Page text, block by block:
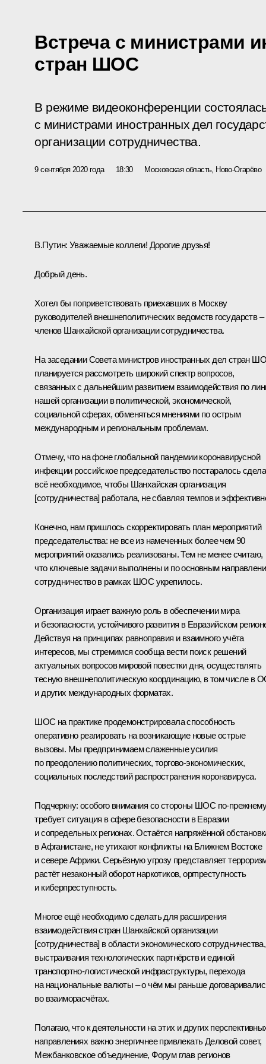
Встреча с министрами
стран ШОС
В режиме видеоконференции
с министрами иностранных дел
организации сотрудничества.
9 сентября 2020 года 18:30 Московская область, Ново-Огарёво
В.Путин: Уважаемые коллеги! Дорогие друзья!
Добрый день.
Хотел бы поприветствовать приехавших в Москву
руководителей внешнеполитических ведомств государств –
членов Шанхайской организации сотрудничества.
На заседании Совета министров иностранных дел стран
планируется рассмотреть широкий спектр вопросов,
связанных с дальнейшим развитием взаимодействия по
нашей организации в политической, экономической,
социальной сферах, обменяться мнениями по острым
международным и региональным проблемам.
Отмечу, что на фоне глобальной пандемии коронавирусной
инфекции российское председательство постаралось
всё необходимое, чтобы Шанхайская организация
[сотрудничества] работала, не сбавляя темпов и
Конечно, нам пришлось скорректировать план мероприятий
председательства: не все из намеченных более чем 90
мероприятий оказались реализованы. Тем не менее считаю,
что ключевые задачи выполнены и по основным
сотрудничество в рамках ШОС укрепилось.
Организация играет важную роль в обеспечении мира
и безопасности, устойчивого развития в Евразийском
Действуя на принципах равноправия и взаимного учёта
интересов, мы стремимся сообща вести поиск решений
актуальных вопросов мировой повестки дня, осуществлять
тесную внешнеполитическую координацию, в том числе в
и других международных форматах.
ШОС на практике продемонстрировала способность
оперативно реагировать на возникающие новые острые
вызовы. Мы предпринимаем слаженные усилия
по преодолению политических, торгово-экономических,
социальных последствий распространения коронавируса.
Подчеркну: особого внимания со стороны ШОС по-прежнему
требует ситуация в сфере безопасности в Евразии
и сопредельных регионах. Остаётся напряжённой
в Афганистане, не утихают конфликты на Ближнем Востоке
и севере Африки. Серьёзную угрозу представляет
растёт незаконный оборот наркотиков, оргпреступность
и киберпреступность.
Многое ещё необходимо сделать для расширения
взаимодействия стран Шанхайской организации
[сотрудничества] в области экономического сотрудничества,
выстраивания технологических партнёрств и единой
транспортно-логистической инфраструктуры, перехода
на национальные валюты – о чём мы раньше
во взаиморасчётах.
Полагаю, что к деятельности на этих и других
направлениях важно энергичнее привлекать Деловой совет,
Межбанковское объединение, Форум глав регионов